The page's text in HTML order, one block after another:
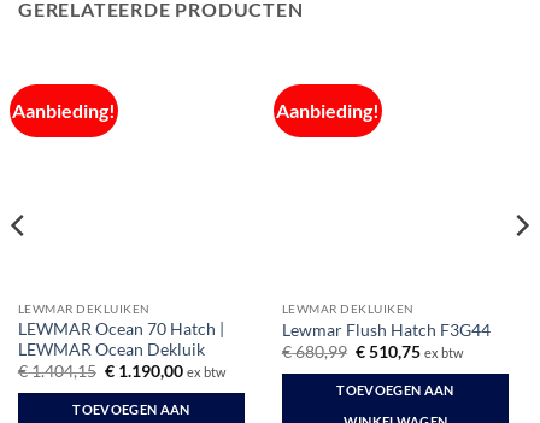
GERELATEERDE PRODUCTEN
Aanbieding!
LEWMAR DEKLUIKEN
LEWMAR Ocean 70 Hatch |
LEWMAR Ocean Dekluik
€1.404,15 Oorspronkelijke
was:
€ 1.404,15.
€1.190,00Huidige
is:
€ 1.190,00.
ex btw
TOEVOEGEN AAN
Aanbieding!
LEWMAR DEKLUIKEN
Lewmar Flush Hatch F3G44
€680,99 Oorspronkelijke
was:
€ 680,99.
€510,75Huidige
is:
€ 510,75.
ex btw
TOEVOEGEN AAN